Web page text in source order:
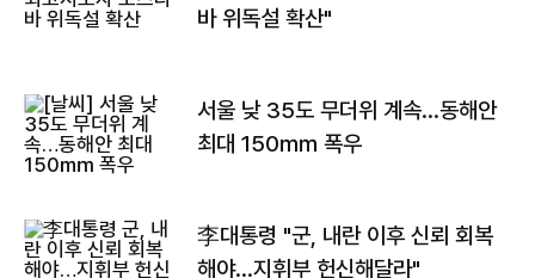
바 위독설 확산"
서울 낮 35도 무더위 계속…동해안
최대 150㎜ 폭우
李대통령 "군, 내란 이후 신뢰 회복
해야…지휘부 헌신해달라"